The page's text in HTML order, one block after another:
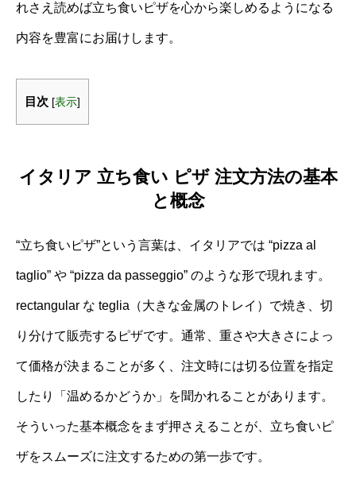
れさえ読めば立ち食いピザを心から楽しめるようになる
内容を豊富にお届けします。
目次 [表示]
イタリア 立ち食い ピザ 注文方法の基本
と概念
“立ち食いピザ”という言葉は、イタリアでは “pizza al
taglio” や “pizza da passeggio” のような形で現れます。
rectangular な teglia（大きな金属のトレイ）で焼き、切
り分けて販売するピザです。通常、重さや大きさによっ
て価格が決まることが多く、注文時には切る位置を指定
したり「温めるかどうか」を聞かれることがあります。
そういった基本概念をまず押さえることが、立ち食いピ
ザをスムーズに注文するための第一歩です。